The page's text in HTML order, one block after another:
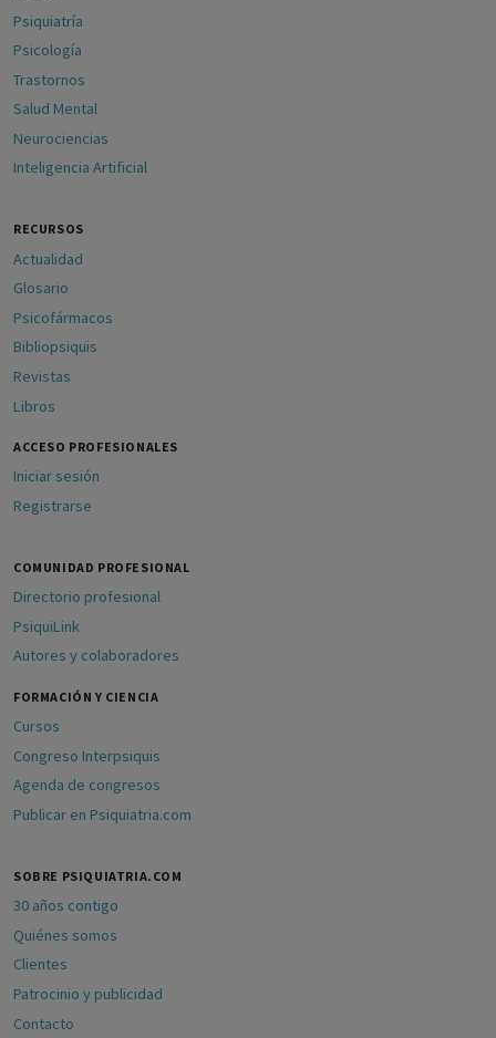
Psiquiatría
Psicología
Trastornos
Salud Mental
Neurociencias
Inteligencia Artificial
RECURSOS
Actualidad
Glosario
Psicofármacos
Bibliopsiquis
Revistas
Libros
ACCESO PROFESIONALES
Iniciar sesión
Registrarse
COMUNIDAD PROFESIONAL
Directorio profesional
PsiquiLink
Autores y colaboradores
FORMACIÓN Y CIENCIA
Cursos
Congreso Interpsiquis
Agenda de congresos
Publicar en Psiquiatria.com
SOBRE PSIQUIATRIA.COM
30 años contigo
Quiénes somos
Clientes
Patrocinio y publicidad
Contacto